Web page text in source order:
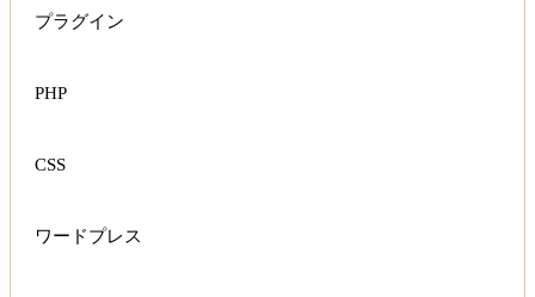
プラグイン
PHP
CSS
ワードプレス